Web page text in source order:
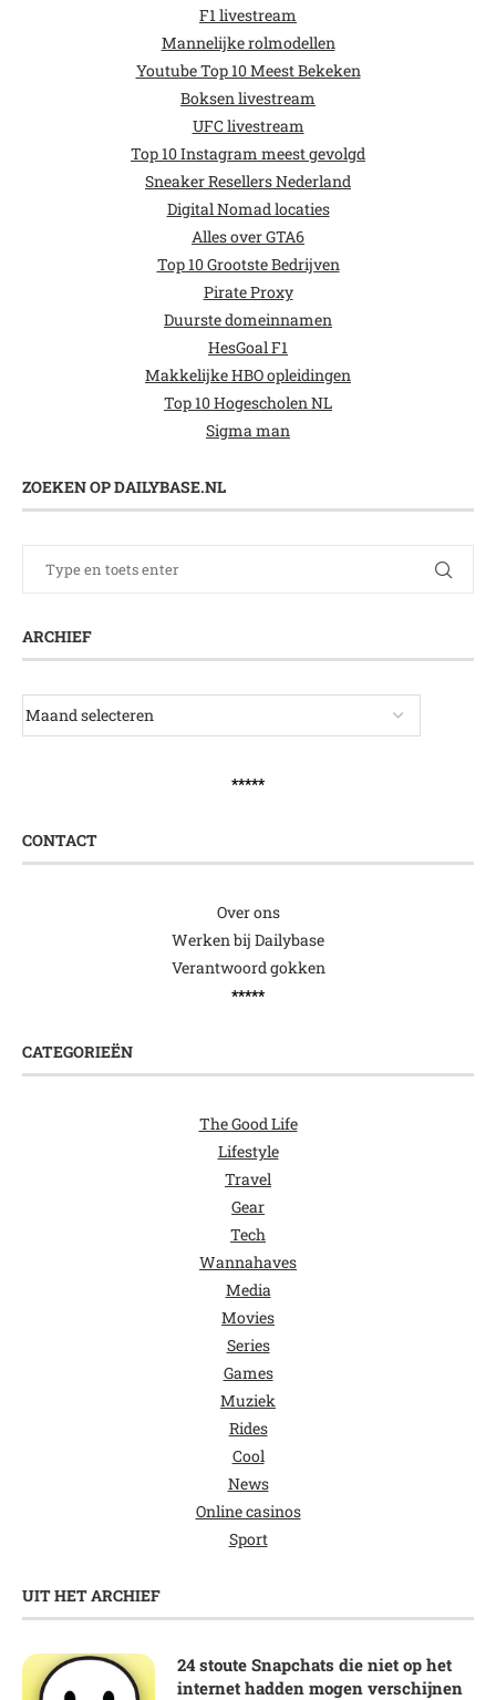
F1 livestream
Mannelijke rolmodellen
Youtube Top 10 Meest Bekeken
Boksen livestream
UFC livestream
Top 10 Instagram meest gevolgd
Sneaker Resellers Nederland
Digital Nomad locaties
Alles over GTA6
Top 10 Grootste Bedrijven
Pirate Proxy
Duurste domeinnamen
HesGoal F1
Makkelijke HBO opleidingen
Top 10 Hogescholen NL
Sigma man
ZOEKEN OP DAILYBASE.NL
ARCHIEF
*****
CONTACT
Over ons
Werken bij Dailybase
Verantwoord gokken
*****
CATEGORIEËN
The Good Life
Lifestyle
Travel
Gear
Tech
Wannahaves
Media
Movies
Series
Games
Muziek
Rides
Cool
News
Online casinos
Sport
UIT HET ARCHIEF
24 stoute Snapchats die niet op het
internet hadden mogen verschijnen